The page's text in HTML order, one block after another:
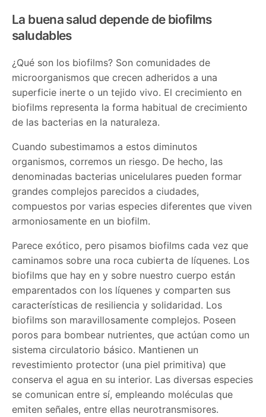
La buena salud depende de biofilms
saludables
¿Qué son los biofilms? Son comunidades de
microorganismos que crecen adheridos a una
superficie inerte o un tejido vivo. El crecimiento en
biofilms representa la forma habitual de crecimiento
de las bacterias en la naturaleza.
Cuando subestimamos a estos diminutos
organismos, corremos un riesgo. De hecho, las
denominadas bacterias unicelulares pueden formar
grandes complejos parecidos a ciudades,
compuestos por varias especies diferentes que viven
armoniosamente en un biofilm.
Parece exótico, pero pisamos biofilms cada vez que
caminamos sobre una roca cubierta de líquenes. Los
biofilms que hay en y sobre nuestro cuerpo están
emparentados con los líquenes y comparten sus
características de resiliencia y solidaridad. Los
biofilms son maravillosamente complejos. Poseen
poros para bombear nutrientes, que actúan como un
sistema circulatorio básico. Mantienen un
revestimiento protector (una piel primitiva) que
conserva el agua en su interior. Las diversas especies
se comunican entre sí, empleando moléculas que
emiten señales, entre ellas neurotransmisores.